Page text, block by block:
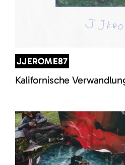
JJEROME87
Kalifornische